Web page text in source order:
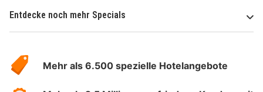
Entdecke noch mehr Specials
Hotelspecials
Mehr als 6.500 spezielle Hotelangebote